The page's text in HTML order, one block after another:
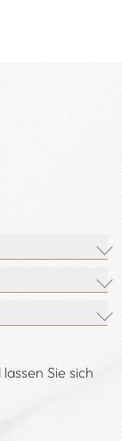
Sie sich